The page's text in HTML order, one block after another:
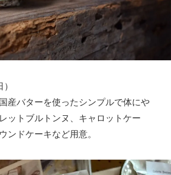
産バターを使ったシンプルで体にや
ットブルトンヌ、キャロットケー
ンドケーキなど用意。